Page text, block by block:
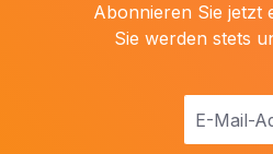
Abonnieren Sie jetzt
Sie werden stets
E-